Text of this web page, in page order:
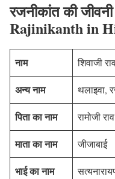
रजनीकांत की
Rajinikanth in
नाम शिवाजी
अन्य नाम थलाइवा,
पिता का नाम रामोजी
माता का नाम जीजाबाई
भाई का नाम